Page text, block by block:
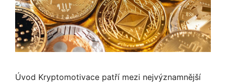
Úvod Kryptomotivace patří mezi nejvýznamnější